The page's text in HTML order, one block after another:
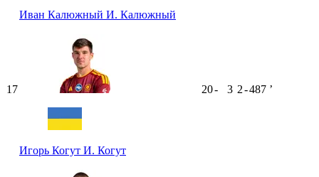
Иван Калюжный И. Калюжный
17
Игорь Когут И. Когут
20- 3 2-487 ʼ